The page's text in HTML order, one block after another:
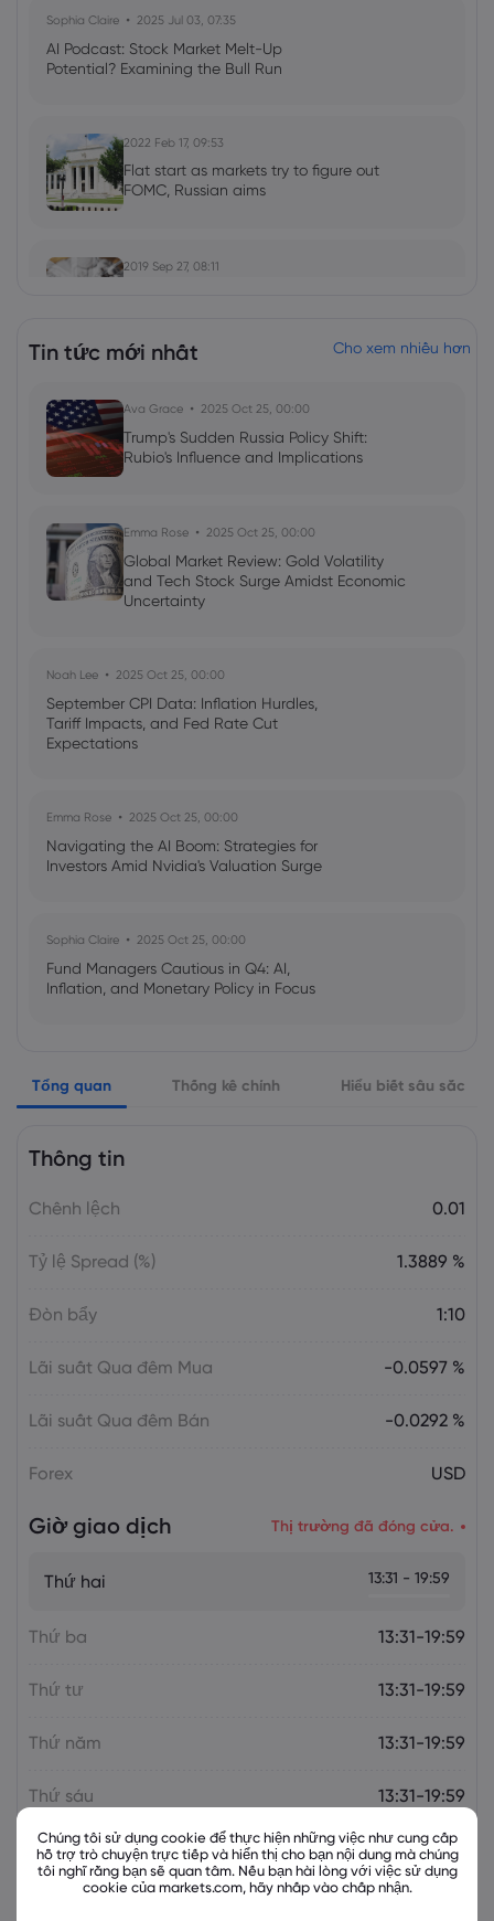
Sophia Claire 2025 Jul 03, 07:35
AI Podcast: Stock Market Melt-Up
Potential? Examining the Bull Run
2022 Feb 17, 09:53
Flat start as markets try to figure out
FOMC, Russian aims
2019 Sep 27, 08:11
Tin tức mới nhất Cho xem nhiều hơn
Ava Grace 2025 Oct 25, 00:00
Trump's Sudden Russia Policy Shift:
Rubio's Influence and Implications
Emma Rose 2025 Oct 25, 00:00
Global Market Review: Gold Volatility
and Tech Stock Surge Amidst Economic
Uncertainty
Noah Lee 2025 Oct 25, 00:00
September CPI Data: Inflation Hurdles,
Tariff Impacts, and Fed Rate Cut
Expectations
Emma Rose 2025 Oct 25, 00:00
Navigating the AI Boom: Strategies for
Investors Amid Nvidia's Valuation Surge
Sophia Claire 2025 Oct 25, 00:00
Fund Managers Cautious in Q4: AI,
Inflation, and Monetary Policy in Focus
US Government Shutdown Threatens
October Inflation Data Release
US-EU Relations: Russia Sanctions Unite
Emma Rose
Tổng quan Thống kê chính Hiểu biết sâu sắc
Thông tin
Chênh lệch 0.01
Tỷ lệ Spread (%) 1.3889 %
Đòn bẩy 1:10
Lãi suất Qua đêm Mua -0.0597 %
Lãi suất Qua đêm Bán -0.0292 %
Forex USD
Giờ giao dịch Thị trường đã đóng cửa.
Thứ hai 13:31 - 19:59
Thứ ba 13:31-19:59
Thứ tư 13:31-19:59
Thứ năm 13:31-19:59
Thứ sáu 13:31-19:59
Các công cụ liên quan
Chúng tôi sử dụng cookie để thực hiện những việc như cung cấp
hỗ trợ trò chuyện trực tiếp và hiển thị cho bạn nội dung mà chúng
tôi nghĩ rằng bạn sẽ quan tâm. Nếu bạn hài lòng với việc sử dụng
cookie của markets.com, hãy nhấp vào chấp nhận.